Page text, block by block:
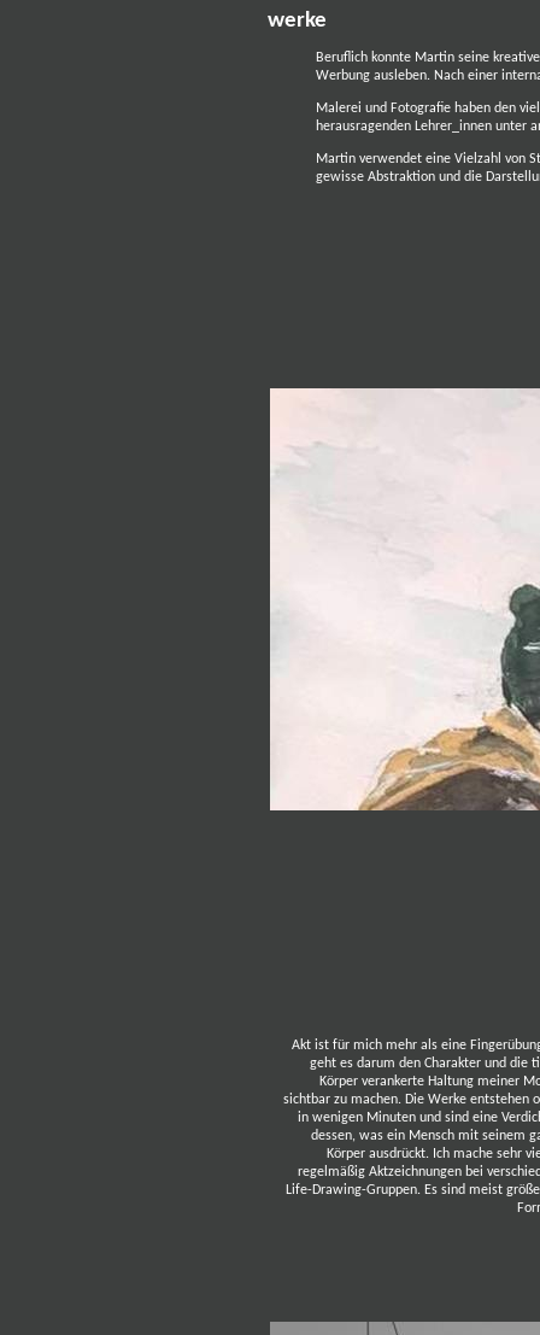
werke
Beruflich konnte Martin seine
Werbung ausleben. Nach einer
Malerei und Fotografie haben den
herausragenden Lehrer_innen unter
Martin verwendet eine Vielzahl von
gewisse Abstraktion und die
Akt ist für mich mehr als eine
geht es darum den Charakter und die
Körper verankerte Haltung meiner
sichtbar zu machen. Die Werke entstehen
in wenigen Minuten und sind eine
dessen, was ein Mensch mit seinem
Körper ausdrückt. Ich mache sehr
regelmäßig Aktzeichnungen bei
Life-Drawing-Gruppen. Es sind meist